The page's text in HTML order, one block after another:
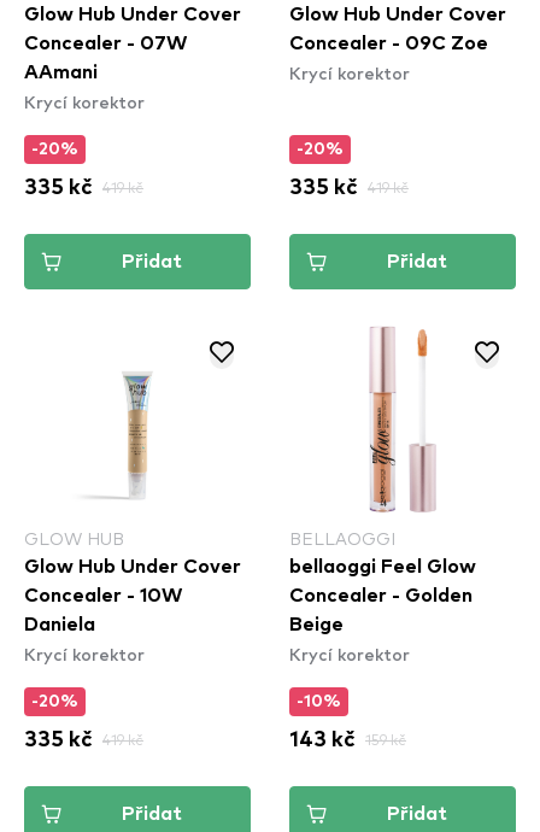
Glow Hub Under Cover
Concealer - 07W
AAmani
Krycí korektor
-20%
335 kč 419 kč
Přidat
Glow Hub Under Cover
Concealer - 09C Zoe
Krycí korektor
-20%
335 kč 419 kč
Přidat
GLOW HUB
Glow Hub Under Cover
Concealer - 10W
Daniela
Krycí korektor
-20%
335 kč 419 kč
Přidat
BELLAOGGI
bellaoggi Feel Glow
Concealer - Golden
Beige
Krycí korektor
-10%
143 kč 159 kč
Přidat